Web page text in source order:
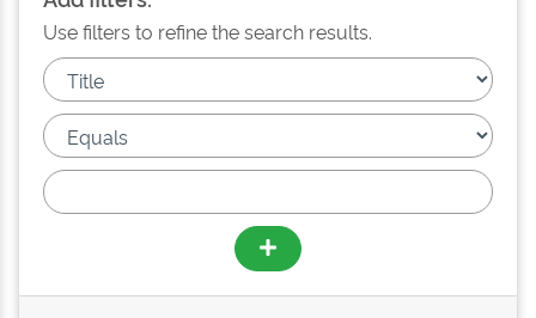
Use filters to refine the search results.